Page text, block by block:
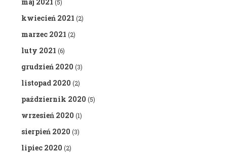
(5)
kwiecień 2021 (2)
marzec 2021 (2)
luty 2021 (6)
grudzień 2020 (3)
listopad 2020 (2)
październik 2020 (5)
wrzesień 2020 (1)
sierpień 2020 (3)
lipiec 2020 (2)